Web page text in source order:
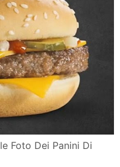
Foto Dei Panini Di